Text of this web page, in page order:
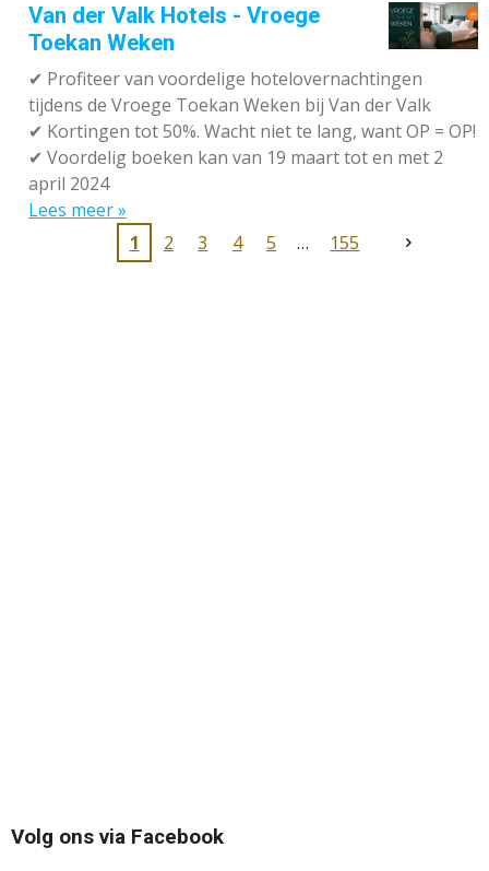
Van der Valk Hotels - Vroege
Toekan Weken
✔ Profiteer van voordelige hotelovernachtingen
tijdens de Vroege Toekan Weken bij Van der Valk
✔ Kortingen tot 50%. Wacht niet te lang, want OP = OP!
✔ Voordelig boeken kan van 19 maart tot en met 2
april 2024
Lees meer »
1
2 3 4 5 155
Volg ons via Facebook